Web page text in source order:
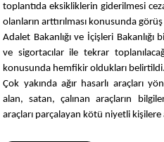
toplantıda eksikliklerin giderilmesi
olanların arttırılması konusunda görüş
Adalet Bakanlığı ve İçişleri
ve sigortacılar ile tekrar
konusunda hemfikir oldukları belirtildi.
Çok yakında ağır hasarlı araçları
alan, satan, çalınan araçların
araçları parçalayan kötü niyetli kişilere